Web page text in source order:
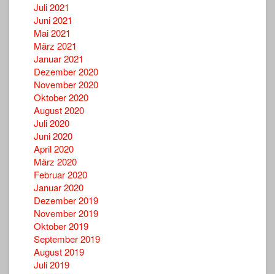
Juli 2021
Juni 2021
Mai 2021
März 2021
Januar 2021
Dezember 2020
November 2020
Oktober 2020
August 2020
Juli 2020
Juni 2020
April 2020
März 2020
Februar 2020
Januar 2020
Dezember 2019
November 2019
Oktober 2019
September 2019
August 2019
Juli 2019